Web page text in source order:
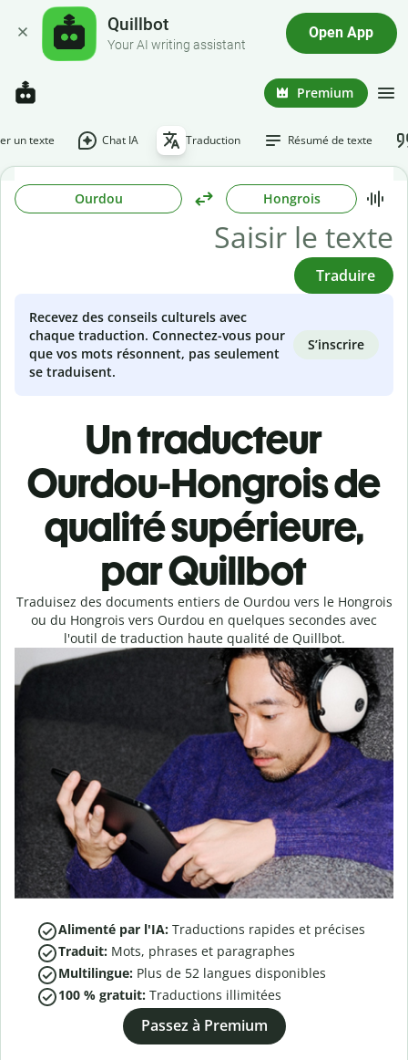
Quillbot
Your AI writing assistant
Open App
Premium
un texte Chat IA Traduction Résumé de texte
Ourdou Hongrois
Traduire
Recevez des conseils culturels avec
chaque traduction. Connectez-vous pour
que vos mots résonnent, pas seulement
se traduisent.
S’inscrire
Un traducteur
Ourdou-Hongrois de
qualité supérieure,
par Quillbot
Traduisez des documents entiers de Ourdou vers le Hongrois
ou du Hongrois vers Ourdou en quelques secondes avec
l'outil de traduction haute qualité de Quillbot.
Alimenté par l'IA: Traductions rapides et précises
Traduit: Mots, phrases et paragraphes
Multilingue: Plus de 52 langues disponibles
100 % gratuit: Traductions illimitées
Passez à Premium